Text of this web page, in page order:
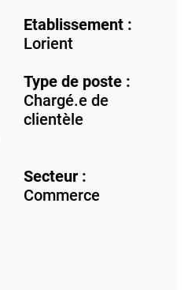
Etablissement :
Lorient
Type de poste :
Chargé.e de
clientèle
Secteur :
Commerce